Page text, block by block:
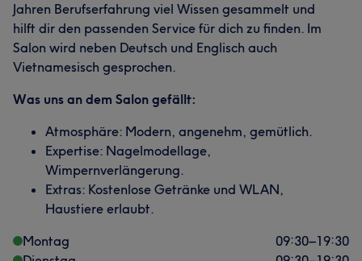
Jahren Berufserfahrung viel Wissen gesammelt und
hilft dir den passenden Service für dich zu finden. Im
Salon wird neben Deutsch und Englisch auch
Vietnamesisch gesprochen.
Was uns an dem Salon gefällt:
Atmosphäre: Modern, angenehm, gemütlich.
Expertise: Nagelmodellage,
Wimpernverlängerung.
Extras: Kostenlose Getränke und WLAN,
Haustiere erlaubt.
Montag
09:30–19:30